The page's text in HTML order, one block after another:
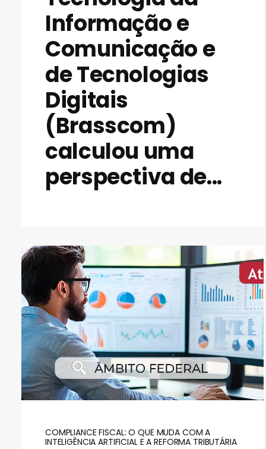
Informação e
Comunicação e
de Tecnologias
Digitais
(Brasscom)
calculou uma
perspectiva de...
COMPLIANCE FISCAL: O QUE MUDA COM A
INTELIGÊNCIA ARTIFICIAL E A REFORMA TRIBUTÁRIA